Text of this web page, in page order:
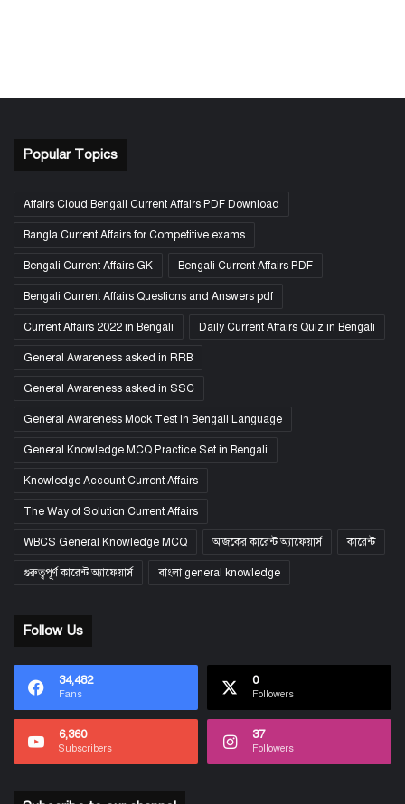
Popular Topics
Affairs Cloud Bengali Current Affairs PDF Download
Bangla Current Affairs for Competitive exams
Bengali Current Affairs GK Bengali Current Affairs PDF
Bengali Current Affairs Questions and Answers pdf
Current Affairs 2022 in Bengali Daily Current Affairs Quiz in Bengali
General Awareness asked in RRB
General Awareness asked in SSC
General Awareness Mock Test in Bengali Language
General Knowledge MCQ Practice Set in Bengali
Knowledge Account Current Affairs
The Way of Solution Current Affairs
WBCS General Knowledge MCQ আজকের কারেন্ট অ্যাফেয়ার্স কারেন্ট
গুরুত্বপূর্ণ কারেন্ট অ্যাফেয়ার্স বাংলা general knowledge
Follow Us
34,482
Fans
0
Followers
6,360
Subscribers
37
Followers